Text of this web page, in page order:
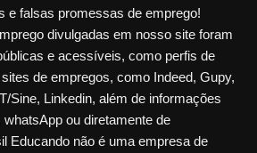
e falsas promessas de emprego!
divulgadas em nosso site foram
e acessíveis, como perfis de
de empregos, como Indeed, Gupy,
Sine, Linkedin, além de informações
ou diretamente de
Educando não é uma empresa de